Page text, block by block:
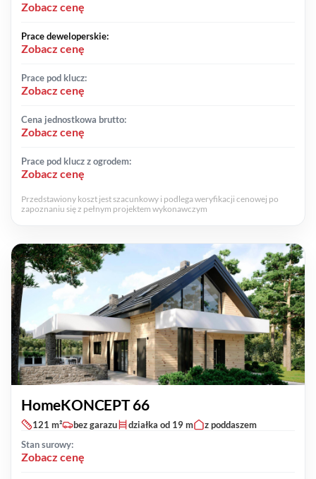
Zobacz cenę
Prace deweloperskie:
Zobacz cenę
Prace pod klucz:
Zobacz cenę
Cena jednostkowa brutto:
Zobacz cenę
Prace pod klucz z ogrodem:
Zobacz cenę
Przedstawiony koszt jest szacunkowy i podlega weryfikacji cenowej po
zapoznaniu się z pełnym projektem wykonawczym
HomeKONCEPT 66
121 m² bez garazu działka od 19 m
z poddaszem
Stan surowy:
Zobacz cenę